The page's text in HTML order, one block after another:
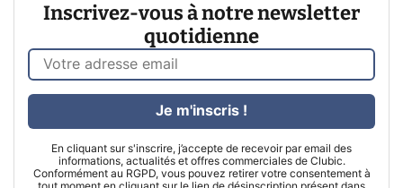
Inscrivez-vous à notre newsletter
quotidienne
En cliquant sur s'inscrire, j’accepte de recevoir par email des
informations, actualités et offres commerciales de Clubic.
Conformément au RGPD, vous pouvez retirer votre consentement à
Je m'inscris !